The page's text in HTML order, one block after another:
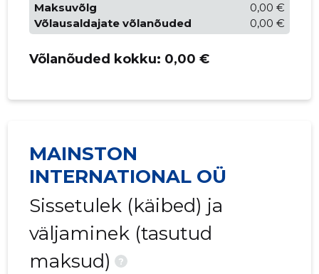
Maksuvõlg
0,00 €
Võlausaldajate võlanõuded
0,00 €
Võlanõuded kokku: 0,00 €
MAINSTON
INTERNATIONAL OÜ
Sissetulek (käibed) ja
väljaminek (tasutud
maksud)
?